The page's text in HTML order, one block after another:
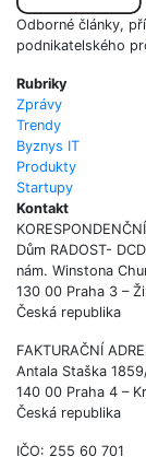
Odborné články,
podnikatelského
Rubriky
Zprávy
Trendy
Byznys IT
Produkty
Startupy
Kontakt
Dům RADOST-
nám. Winstona
130 00 Praha 3 –
Česká republika
FAKTURAČNÍ
Antala Staška
140 00 Praha 4 –
Česká republika
IČO: 255 60 701